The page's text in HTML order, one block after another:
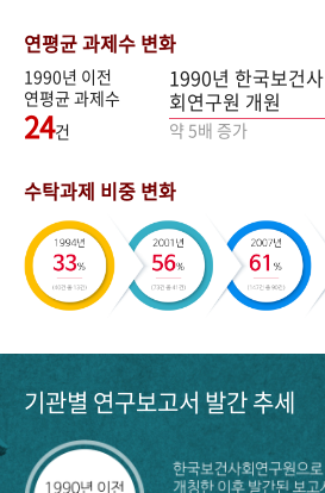
연평균 과제수 변화
1990년 이전
연평균 과제수
24건
1990년 한국보건사
회연구원 개원
약 5배 증가
수탁과제 비중 변화
기관별 연구보고서 발간 추세